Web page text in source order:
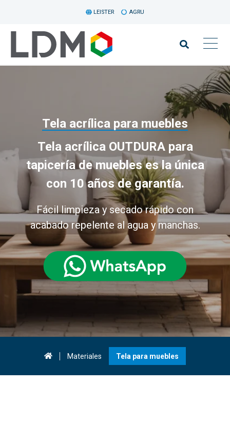
LEISTER AGRU
Tela acrílica para muebles
Tela acrílica OUTDURA para
tapicería de muebles es la única
con 10 años de garantía.
Fácil limpieza y secado rápido con
acabado repelente al agua y manchas.
Materiales Tela para muebles